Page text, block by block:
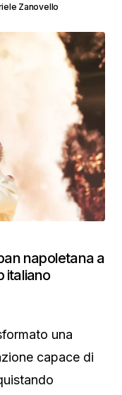
Zanovello
napoletana a
italiano
una
capace di